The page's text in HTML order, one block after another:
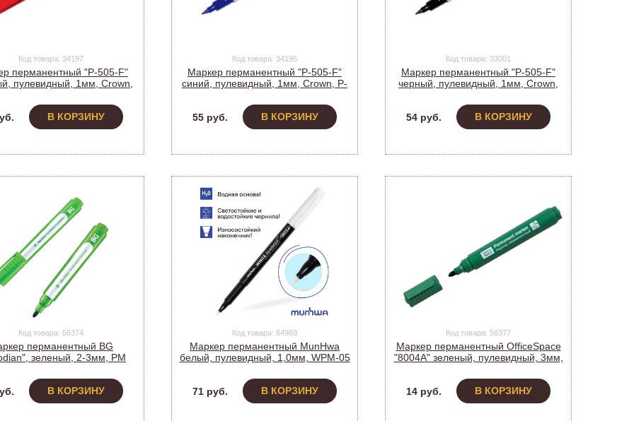
Код товара: 34197
перманентный "P-505-F"
пулевидный, 1мм, Crown,
В КОРЗИНУ
Код товара: 34195
Маркер перманентный "P-505-F"
синий, пулевидный, 1мм, Crown, P-
55 руб.
В КОРЗИНУ
Код товара: 33001
Маркер перманентный "P-505-F"
черный, пулевидный, 1мм, Crown,
54 руб.
В КОРЗИНУ
Код товара: 56374
перманентный BG
зеленый, 2-3мм, PM
В КОРЗИНУ
Код товара: 64989
Маркер перманентный MunHwa
белый, пулевидный, 1,0мм, WPM-05
71 руб.
В КОРЗИНУ
Код товара: 56377
Маркер перманентный OfficeSpace
"8004А" зеленый, пулевидный, 3мм,
14 руб.
В КОРЗИНУ